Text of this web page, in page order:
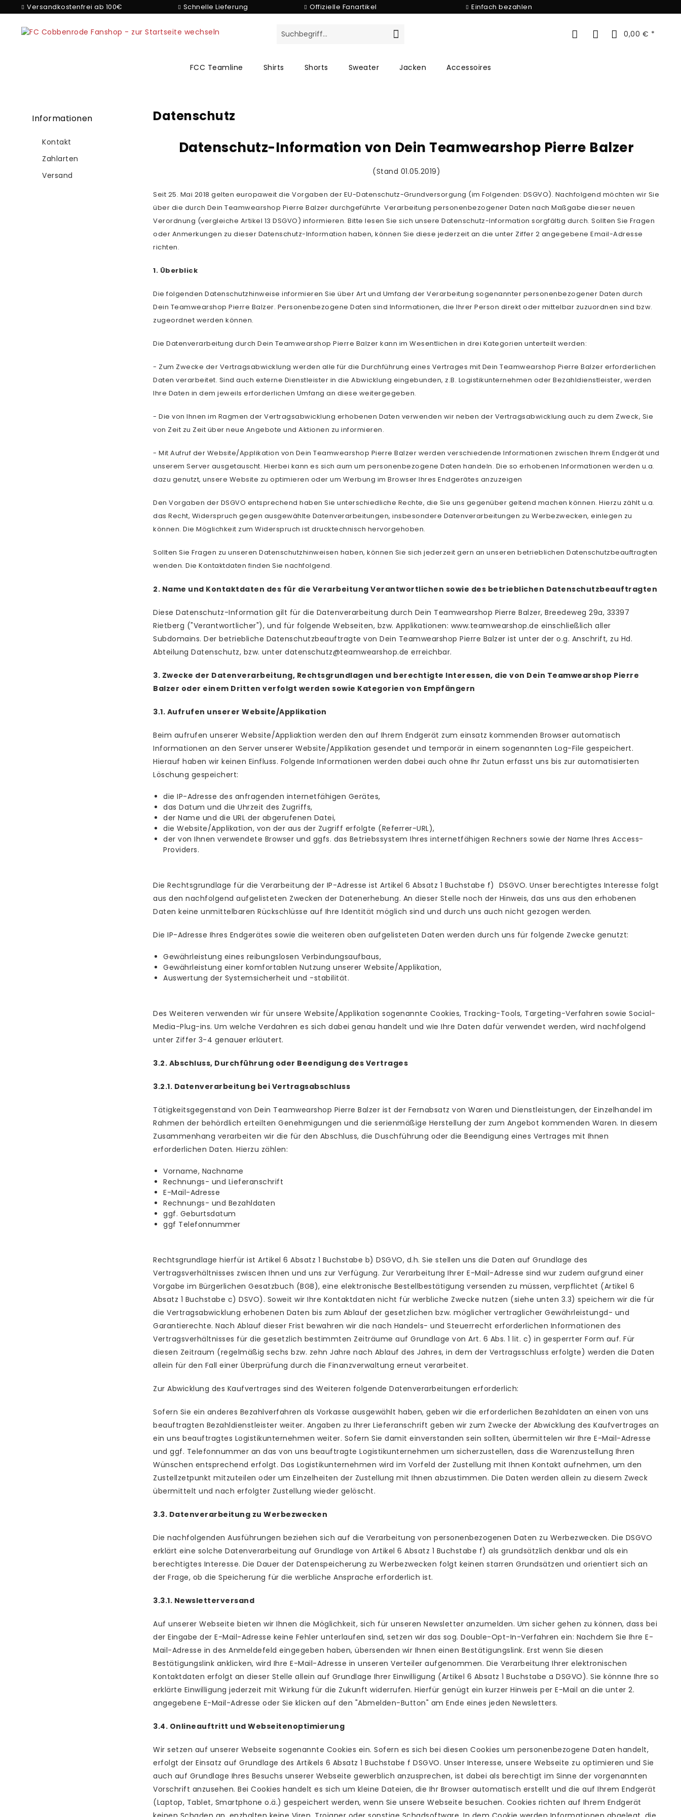
Versandkostenfrei ab 100€ Schnelle Lieferung Offizielle Fanartikel Einfach bezahlen
0,00 € *
FCC Teamline Shirts Shorts Sweater Jacken Accessoires
Informationen
Kontakt
Zahlarten
Versand
Datenschutz
Datenschutz-Information von Dein Teamwearshop Pierre Balzer
(Stand 01.05.2019)
Seit 25. Mai 2018 gelten europaweit die Vorgaben der EU-Datenschutz-Grundversorgung (im Folgenden: DSGVO). Nachfolgend möchten wir Sie
über die durch Dein Teamwearshop Pierre Balzer durchgeführte Verarbeitung personenbezogener Daten nach Maßgabe dieser neuen
Verordnung (vergleiche Artikel 13 DSGVO) informieren. Bitte lesen Sie sich unsere Datenschutz-Information sorgfältig durch. Sollten Sie Fragen
oder Anmerkungen zu dieser Datenschutz-Information haben, können Sie diese jederzeit an die unter Ziffer 2 angegebene Email-Adresse
richten.
1. Überblick
Die folgenden Datenschutzhinweise informieren Sie über Art und Umfang der Verarbeitung sogenannter personenbezogener Daten durch
Dein Teamwearshop Pierre Balzer. Personenbezogene Daten sind Informationen, die Ihrer Person direkt oder mittelbar zuzuordnen sind bzw.
zugeordnet werden können.
Die Datenverarbeitung durch Dein Teamwearshop Pierre Balzer kann im Wesentlichen in drei Kategorien unterteilt werden:
- Zum Zwecke der Vertragsabwicklung werden alle für die Durchführung eines Vertrages mit Dein Teamwearshop Pierre Balzer erforderlichen
Daten verarbeitet. Sind auch externe Dienstleister in die Abwicklung eingebunden, z.B. Logistikunternehmen oder Bezahldienstleister, werden
Ihre Daten in dem jeweils erforderlichen Umfang an diese weitergegeben.
- Die von Ihnen im Ragmen der Vertragsabwicklung erhobenen Daten verwenden wir neben der Vertragsabwicklung auch zu dem Zweck, Sie
von Zeit zu Zeit über neue Angebote und Aktionen zu informieren.
- Mit Aufruf der Website/Applikation von Dein Teamwearshop Pierre Balzer werden verschiedende Informationen zwischen Ihrem Endgerät und
unserem Server ausgetauscht. Hierbei kann es sich aum um personenbezogene Daten handeln. Die so erhobenen Informationen werden u.a.
dazu genutzt, unsere Website zu optimieren oder um Werbung im Browser Ihres Endgerätes anzuzeigen
Den Vorgaben der DSGVO entsprechend haben Sie unterschiedliche Rechte, die Sie uns gegenüber geltend machen können. Hierzu zählt u.a.
das Recht, Widerspruch gegen ausgewählte Datenverarbeitungen, insbesondere Datenverarbeitungen zu Werbezwecken, einlegen zu
können. Die Möglichkeit zum Widerspruch ist drucktechnisch hervorgehoben.
Sollten Sie Fragen zu unseren Datenschutzhinweisen haben, können Sie sich jederzeit gern an unseren betrieblichen Datenschutzbeauftragten
wenden. Die Kontaktdaten finden Sie nachfolgend.
2. Name und Kontaktdaten des für die Verarbeitung Verantwortlichen sowie des betrieblichen Datenschutzbeauftragten
Diese Datenschutz-Information gilt für die Datenverarbeitung durch Dein Teamwearshop Pierre Balzer, Breedeweg 29a, 33397
Rietberg ("Verantwortlicher"), und für folgende Webseiten, bzw. Applikationen: www.teamwearshop.de einschließlich aller
Subdomains. Der betriebliche Datenschutzbeauftragte von Dein Teamwearshop Pierre Balzer ist unter der o.g. Anschrift, zu Hd.
Abteilung Datenschutz, bzw. unter datenschutz@teamwearshop.de erreichbar.
3. Zwecke der Datenverarbeitung, Rechtsgrundlagen und berechtigte Interessen, die von Dein Teamwearshop Pierre
Balzer oder einem Dritten verfolgt werden sowie Kategorien von Empfängern
3.1. Aufrufen unserer Website/Applikation
Beim aufrufen unserer Website/Appliaktion werden den auf Ihrem Endgerät zum einsatz kommenden Browser automatisch
Informationen an den Server unserer Website/Applikation gesendet und temporär in einem sogenannten Log-File gespeichert.
Hierauf haben wir keinen Einfluss. Folgende Informationen werden dabei auch ohne Ihr Zutun erfasst uns bis zur automatisierten
Löschung gespeichert:
die IP-Adresse des anfragenden internetfähigen Gerätes,
das Datum und die Uhrzeit des Zugriffs,
der Name und die URL der abgerufenen Datei,
die Website/Applikation, von der aus der Zugriff erfolgte (Referrer-URL),
der von Ihnen verwendete Browser und ggfs. das Betriebssystem Ihres internetfähigen Rechners sowie der Name Ihres Access-
Providers.
Die Rechtsgrundlage für die Verarbeitung der IP-Adresse ist Artikel 6 Absatz 1 Buchstabe f) DSGVO. Unser berechtigtes Interesse folgt
aus den nachfolgend aufgelisteten Zwecken der Datenerhebung. An dieser Stelle noch der Hinweis, das uns aus den erhobenen
Daten keine unmittelbaren Rückschlüsse auf Ihre Identität möglich sind und durch uns auch nicht gezogen werden.
Die IP-Adresse Ihres Endgerätes sowie die weiteren oben aufgelisteten Daten werden durch uns für folgende Zwecke genutzt:
Gewährleistung eines reibungslosen Verbindungsaufbaus,
Gewährleistung einer komfortablen Nutzung unserer Website/Applikation,
Auswertung der Systemsicherheit und -stabilität.
Des Weiteren verwenden wir für unsere Website/Applikation sogenannte Cookies, Tracking-Tools, Targeting-Verfahren sowie Social-
Media-Plug-ins. Um welche Verdahren es sich dabei genau handelt und wie Ihre Daten dafür verwendet werden, wird nachfolgend
unter Ziffer 3-4 genauer erläutert.
3.2. Abschluss, Durchführung oder Beendigung des Vertrages
3.2.1. Datenverarbeitung bei Vertragsabschluss
Tätigkeitsgegenstand von Dein Teamwearshop Pierre Balzer ist der Fernabsatz von Waren und Dienstleistungen, der Einzelhandel im
Rahmen der behördlich erteilten Genehmigungen und die serienmäßige Herstellung der zum Angebot kommenden Waren. In diesem
Zusammenhang verarbeiten wir die für den Abschluss, die Duschführung oder die Beendigung eines Vertrages mit Ihnen
erforderlichen Daten. Hierzu zählen:
Vorname, Nachname
Rechnungs- und Lieferanschrift
E-Mail-Adresse
Rechnungs- und Bezahldaten
ggf. Geburtsdatum
ggf Telefonnummer
Rechtsgrundlage hierfür ist Artikel 6 Absatz 1 Buchstabe b) DSGVO, d.h. Sie stellen uns die Daten auf Grundlage des
Vertragsverhältnisses zwiscen Ihnen und uns zur Verfügung. Zur Verarbeitung Ihrer E-Mail-Adresse sind wur zudem aufgrund einer
Vorgabe im Bürgerlichen Gesatzbuch (BGB), eine elektronische Bestellbestätigung versenden zu müssen, verpflichtet (Artikel 6
Absatz 1 Buchstabe c) DSVO). Soweit wir Ihre Kontaktdaten nicht für werbliche Zwecke nutzen (siehe unten 3.3) speichern wir die für
die Vertragsabwicklung erhobenen Daten bis zum Ablauf der gesetzlichen bzw. möglicher vertraglicher Gewährleistungd- und
Garantierechte. Nach Ablauf dieser Frist bewahren wir die nach Handels- und Steuerrecht erforderlichen Informationen des
Vertragsverhältnisses für die gesetzlich bestimmten Zeiträume auf Grundlage von Art. 6 Abs. 1 lit. c) in gesperrter Form auf. Für
diesen Zeitraum (regelmäßig sechs bzw. zehn Jahre nach Ablauf des Jahres, in dem der Vertragsschluss erfolgte) werden die Daten
allein für den Fall einer Überprüfung durch die Finanzverwaltung erneut verarbeitet.
Zur Abwicklung des Kaufvertrages sind des Weiteren folgende Datenverarbeitungen erforderlich:
Sofern Sie ein anderes Bezahlverfahren als Vorkasse ausgewählt haben, geben wir die erforderlichen Bezahldaten an einen von uns
beauftragten Bezahldienstleister weiter. Angaben zu Ihrer Lieferanschrift geben wir zum Zwecke der Abwicklung des Kaufvertrages an
ein uns beauftragtes Logistikunternehmen weiter. Sofern Sie damit einverstanden sein sollten, übermittelen wir Ihre E-Mail-Adresse
und ggf. Telefonnummer an das von uns beauftragte Logistikunternehmen um sicherzustellen, dass die Warenzustellung Ihren
Wünschen entsprechend erfolgt. Das Logistikunternehmen wird im Vorfeld der Zustellung mit Ihnen Kontakt aufnehmen, um den
Zustellzetpunkt mitzuteilen oder um Einzelheiten der Zustellung mit Ihnen abzustimmen. Die Daten werden allein zu diesem Zweck
übermittelt und nach erfolgter Zustellung wieder gelöscht.
3.3. Datenverarbeitung zu Werbezwecken
Die nachfolgenden Ausführungen beziehen sich auf die Verarbeitung von personenbezogenen Daten zu Werbezwecken. Die DSGVO
erklärt eine solche Datenverarbeitung auf Grundlage von Artikel 6 Absatz 1 Buchstabe f) als grundsätzlich denkbar und als ein
berechtigtes Interesse. Die Dauer der Datenspeicherung zu Werbezwecken folgt keinen starren Grundsätzen und orientiert sich an
der Frage, ob die Speicherung für die werbliche Ansprache erforderlich ist.
3.3.1. Newsletterversand
Auf unserer Webseite bieten wir Ihnen die Möglichkeit, sich für unseren Newsletter anzumelden. Um sicher gehen zu können, dass bei
der Eingabe der E-Mail-Adresse keine Fehler unterlaufen sind, setzen wir das sog. Double-Opt-In-Verfahren ein: Nachdem Sie Ihre E-
Mail-Adresse in des Anmeldefeld eingegeben haben, übersenden wir Ihnen einen Bestätigungslink. Erst wenn Sie diesen
Bestätigungslink anklicken, wird Ihre E-Mail-Adresse in unseren Verteiler aufgenommen. Die Verarbeitung Ihrer elektronischen
Kontaktdaten erfolgt an dieser Stelle allein auf Grundlage Ihrer Einwilligung (Artikel 6 Absatz 1 Buchstabe a DSGVO). Sie könnne Ihre so
erklärte Einwilligung jederzeit mit Wirkung für die Zukunft widerrufen. Hierfür genügt ein kurzer Hinweis per E-Mail an die unter 2.
angegebene E-Mail-Adresse oder Sie klicken auf den "Abmelden-Button" am Ende eines jeden Newsletters.
3.4. Onlineauftritt und Webseitenoptimierung
Wir setzen auf unserer Webseite sogenannte Cookies ein. Sofern es sich bei diesen Cookies um personenbezogene Daten handelt,
erfolgt der Einsatz auf Grundlage des Artikels 6 Absatz 1 Buchstabe f DSGVO. Unser Interesse, unsere Webseite zu optimieren und Sie
auch auf Grundlage Ihres Besuchs unserer Webseite gewerblich anzusprechen, ist dabei als berechtigt im Sinne der vorgenannten
Vorschrift anzusehen. Bei Cookies handelt es sich um kleine Dateien, die Ihr Browser automatisch erstellt und die auf Ihrem Endgerät
(Laptop, Tablet, Smartphone o.ä.) gespeichert werden, wenn Sie unsere Webseite besuchen. Cookies richten auf Ihrem Endgerät